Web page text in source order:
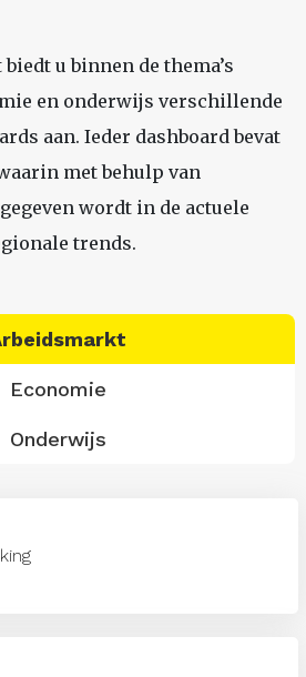
u binnen de thema’s
en onderwijs verschillende
aan. Ieder dashboard bevat
met behulp van
wordt in de actuele
trends.
Economie
Onderwijs